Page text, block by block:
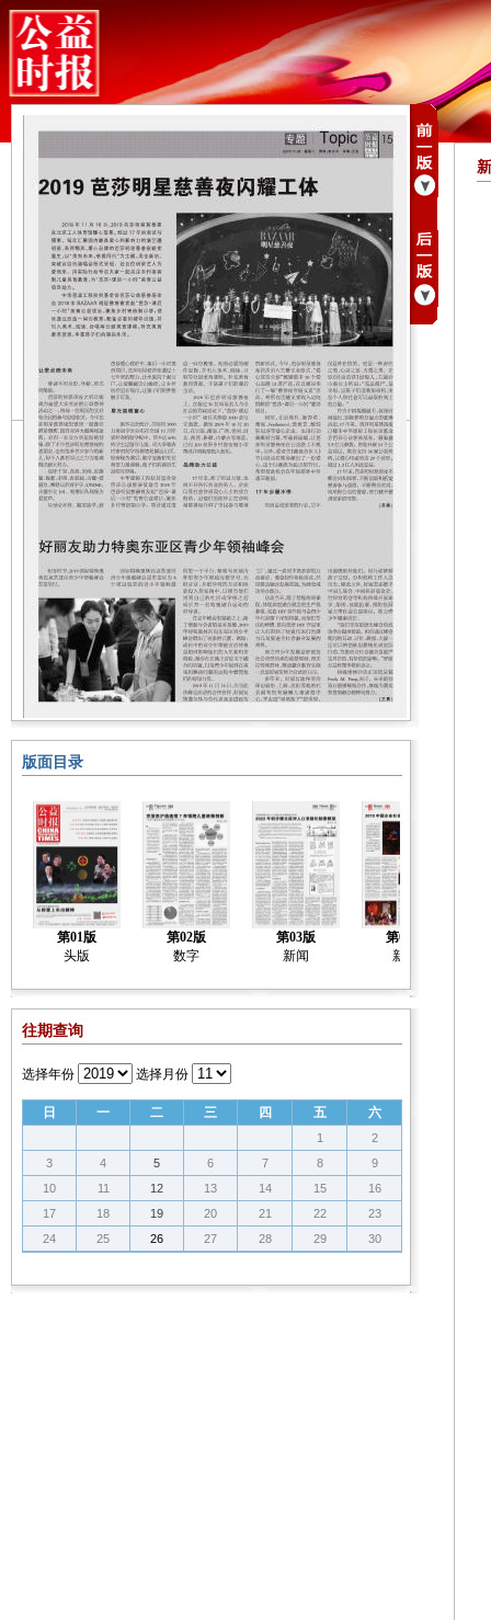
版面目录
第01版
头版
第02版
数字
第03版
新闻
第04版
新闻
往期查询
选择年份 选择月份
日 一 二 三 四 五 六
1
2
3
4 5 6 7 8
9
10
11 12 13 14 15
16
17
18 19 20 21 22
23
24
25 26 27 28 29 30